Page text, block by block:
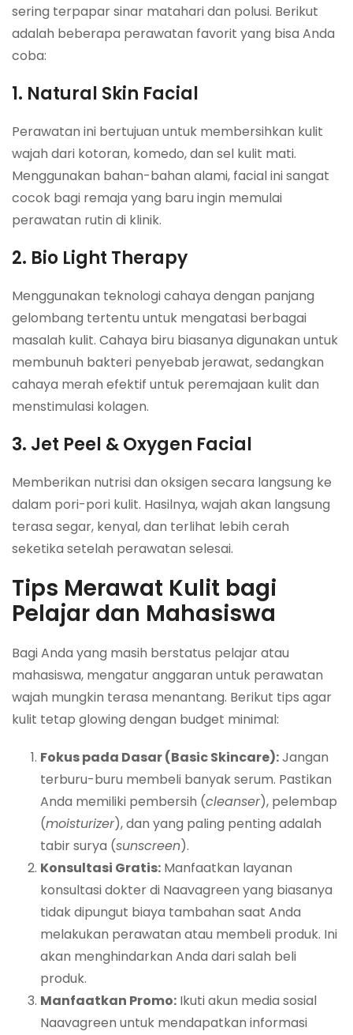
sering terpapar sinar matahari dan polusi. Berikut
adalah beberapa perawatan favorit yang bisa Anda
coba:
1. Natural Skin Facial
Perawatan ini bertujuan untuk membersihkan kulit
wajah dari kotoran, komedo, dan sel kulit mati.
Menggunakan bahan-bahan alami, facial ini sangat
cocok bagi remaja yang baru ingin memulai
perawatan rutin di klinik.
2. Bio Light Therapy
Menggunakan teknologi cahaya dengan panjang
gelombang tertentu untuk mengatasi berbagai
masalah kulit. Cahaya biru biasanya digunakan untuk
membunuh bakteri penyebab jerawat, sedangkan
cahaya merah efektif untuk peremajaan kulit dan
menstimulasi kolagen.
3. Jet Peel & Oxygen Facial
Memberikan nutrisi dan oksigen secara langsung ke
dalam pori-pori kulit. Hasilnya, wajah akan langsung
terasa segar, kenyal, dan terlihat lebih cerah
seketika setelah perawatan selesai.
Tips Merawat Kulit bagi
Pelajar dan Mahasiswa
Bagi Anda yang masih berstatus pelajar atau
mahasiswa, mengatur anggaran untuk perawatan
wajah mungkin terasa menantang. Berikut tips agar
kulit tetap glowing dengan budget minimal:
Fokus pada Dasar (Basic Skincare):Jangan
terburu-buru membeli banyak serum. Pastikan
Anda memiliki pembersih (cleanser), pelembap
(moisturizer), dan yang paling penting adalah
tabir surya (sunscreen).
Konsultasi Gratis: Manfaatkan layanan
konsultasi dokter di Naavagreen yang biasanya
tidak dipungut biaya tambahan saat Anda
melakukan perawatan atau membeli produk. Ini
akan menghindarkan Anda dari salah beli
produk.
Manfaatkan Promo: Ikuti akun media sosial
Naavagreen untuk mendapatkan informasi